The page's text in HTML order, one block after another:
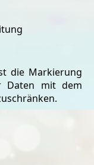
die Markierung
Daten mit dem